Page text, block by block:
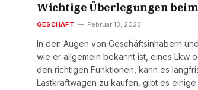
Wichtige Überlegungen
GESCHÄFT Februar 13, 2025
In den Augen von Geschäftsinhabern
wie er allgemein bekannt ist, eines Lkw
den richtigen Funktionen, kann es
Lastkraftwagen zu kaufen, gibt es